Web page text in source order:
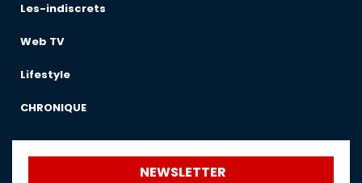
Les-indiscrets
Web TV
Lifestyle
CHRONIQUE
NEWSLETTER